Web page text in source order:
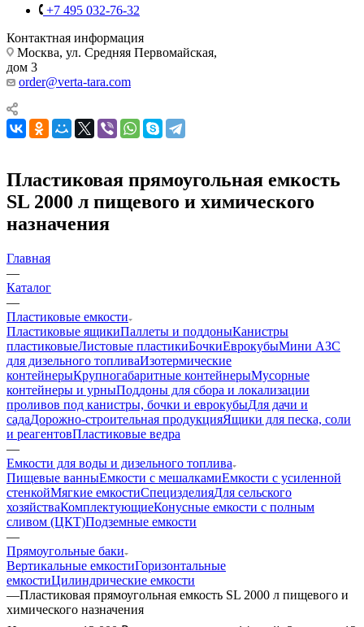
+7 495 032-76-32
Контактная информация
Москва, ул. Средняя Первомайская,
дом 3
order@verta-tara.com
Пластиковая прямоугольная емкость
SL 2000 л пищевого и химического
назначения
Главная
—
Каталог
—
Пластиковые емкости
Пластиковые ящикиПаллеты и поддоныКанистры
пластиковыеЛистовые пластикиБочкиЕврокубыМини АЗС
для дизельного топливаИзотермические
контейнерыКрупногабаритные контейнерыМусорные
контейнеры и урныПоддоны для сбора и локализации
проливов под канистры, бочки и еврокубыДля дачи и
садаДорожно-строительная продукцияЯщики для песка, соли
и реагентовПластиковые ведра
—
Емкости для воды и дизельного топлива
Пищевые ванныЕмкости с мешалкамиЕмкости с усиленной
стенкойМягкие емкостиСпецизделияДля сельского
хозяйстваКомплектующиеКонусные емкости с полным
сливом (ЦКТ)Подземные емкости
—
Прямоугольные баки
Вертикальные емкостиГоризонтальные
емкостиЦилиндрические емкости
—Пластиковая прямоугольная емкость SL 2000 л пищевого и
химического назначения